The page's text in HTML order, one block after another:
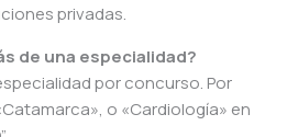
privadas.
de una especialidad?
por concurso. Por
o «Cardiología» en